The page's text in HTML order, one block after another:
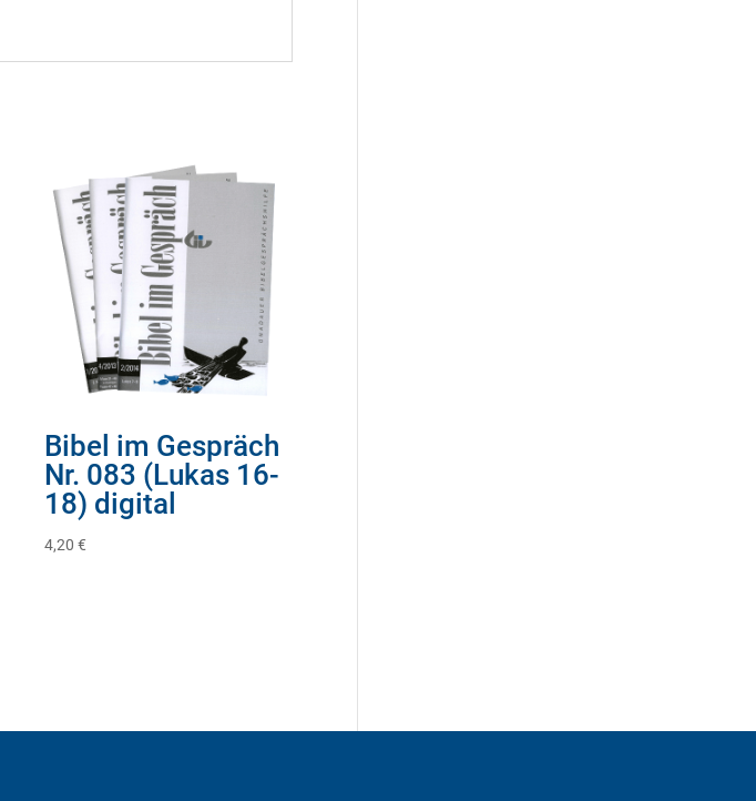
Bibel im Gespräch
Nr. 083 (Lukas 16-
18) digital
4,20 €